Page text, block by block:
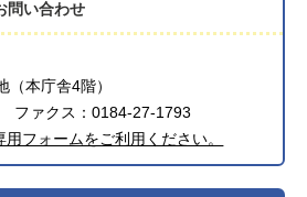
問い合わせ
（本庁舎4階）
ファクス：0184-27-1793
フォームをご利用ください。